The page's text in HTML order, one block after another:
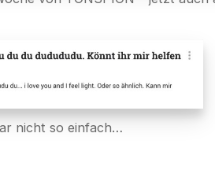
nicht so einfach…